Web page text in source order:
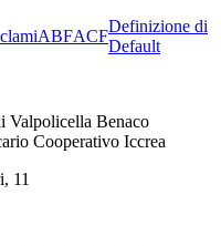
ABFACF
Definizione di
Default
Valpolicella Benaco
Cooperativo Iccrea
11